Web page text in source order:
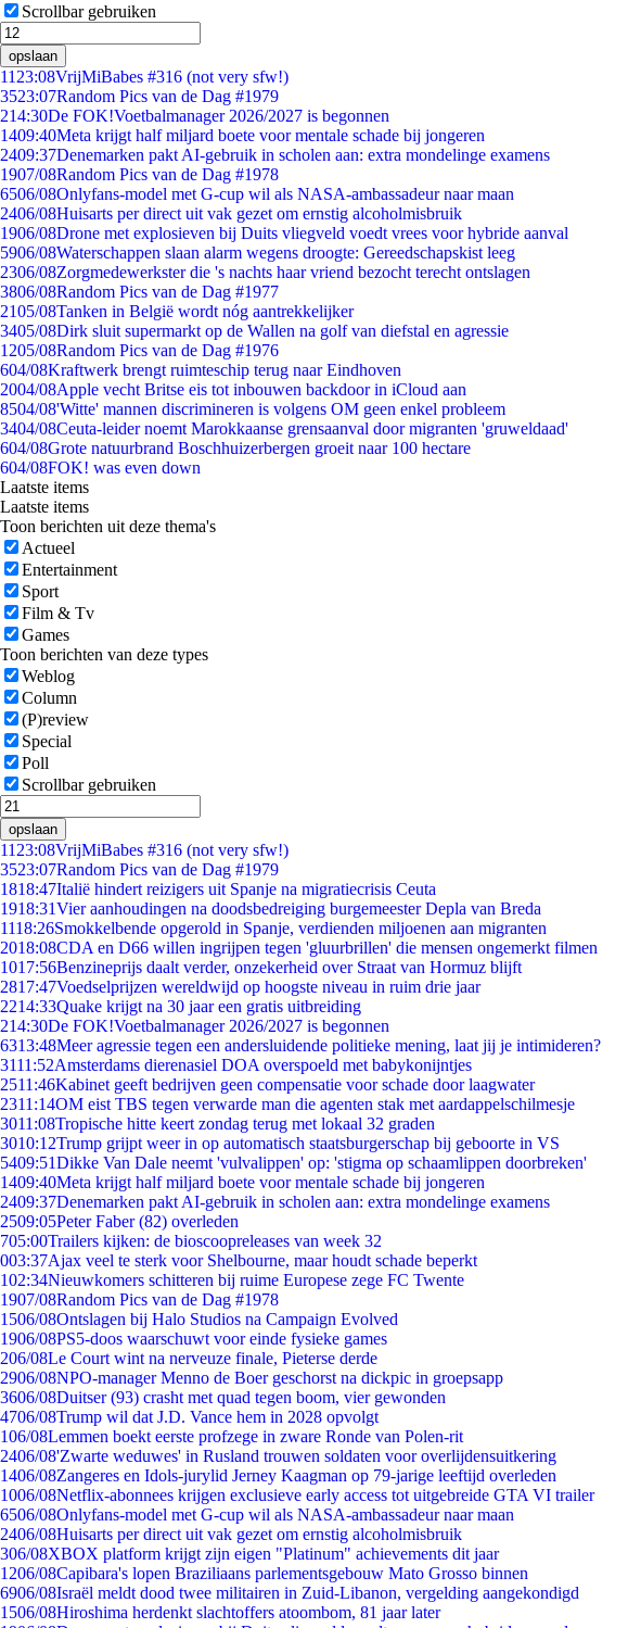
Scrollbar gebruiken
opslaan
11 23:08VrijMiBabes #316 (not very sfw!)
3523:07Random Pics van de Dag #1979
214:30De FOK!Voetbalmanager 2026/2027 is begonnen
1409:40Meta krijgt half miljard boete voor mentale schade bij jongeren
2409:37Denemarken pakt AI-gebruik in scholen aan: extra mondelinge examens
1907/08Random Pics van de Dag #1978
6506/08Onlyfans-model met G-cup wil als NASA-ambassadeur naar maan
2406/08Huisarts per direct uit vak gezet om ernstig alcoholmisbruik
1906/08Drone met explosieven bij Duits vliegveld voedt vrees voor hybride aanval
5906/08Waterschappen slaan alarm wegens droogte: Gereedschapskist leeg
2306/08Zorgmedewerkster die 's nachts haar vriend bezocht terecht ontslagen
3806/08Random Pics van de Dag #1977
2105/08Tanken in België wordt nóg aantrekkelijker
3405/08Dirk sluit supermarkt op de Wallen na golf van diefstal en agressie
1205/08Random Pics van de Dag #1976
604/08Kraftwerk brengt ruimteschip terug naar Eindhoven
2004/08Apple vecht Britse eis tot inbouwen backdoor in iCloud aan
8504/08'Witte' mannen discrimineren is volgens OM geen enkel probleem
3404/08Ceuta-leider noemt Marokkaanse grensaanval door migranten 'gruweldaad'
604/08Grote natuurbrand Boschhuizerbergen groeit naar 100 hectare
604/08FOK! was even down
Laatste items
Laatste items
Toon berichten uit deze thema's
Actueel
Entertainment
Sport
Film & Tv
Games
Toon berichten van deze types
Weblog
Column
(P)review
Special
Poll
Scrollbar gebruiken
opslaan
11 23:08VrijMiBabes #316 (not very sfw!)
3523:07Random Pics van de Dag #1979
1818:47Italië hindert reizigers uit Spanje na migratiecrisis Ceuta
1918:31Vier aanhoudingen na doodsbedreiging burgemeester Depla van Breda
1118:26Smokkelbende opgerold in Spanje, verdienden miljoenen aan migranten
2018:08CDA en D66 willen ingrijpen tegen 'gluurbrillen' die mensen ongemerkt filmen
1017:56Benzineprijs daalt verder, onzekerheid over Straat van Hormuz blijft
2817:47Voedselprijzen wereldwijd op hoogste niveau in ruim drie jaar
2214:33Quake krijgt na 30 jaar een gratis uitbreiding
214:30De FOK!Voetbalmanager 2026/2027 is begonnen
6313:48Meer agressie tegen een andersluidende politieke mening, laat jij je intimideren?
3111:52Amsterdams dierenasiel DOA overspoeld met babykonijntjes
2511:46Kabinet geeft bedrijven geen compensatie voor schade door laagwater
2311:14OM eist TBS tegen verwarde man die agenten stak met aardappelschilmesje
3011:08Tropische hitte keert zondag terug met lokaal 32 graden
3010:12Trump grijpt weer in op automatisch staatsburgerschap bij geboorte in VS
5409:51Dikke Van Dale neemt 'vulvalippen' op: 'stigma op schaamlippen doorbreken'
1409:40Meta krijgt half miljard boete voor mentale schade bij jongeren
2409:37Denemarken pakt AI-gebruik in scholen aan: extra mondelinge examens
2509:05Peter Faber (82) overleden
705:00Trailers kijken: de bioscoopreleases van week 32
003:37Ajax veel te sterk voor Shelbourne, maar houdt schade beperkt
102:34Nieuwkomers schitteren bij ruime Europese zege FC Twente
1907/08Random Pics van de Dag #1978
1506/08Ontslagen bij Halo Studios na Campaign Evolved
1906/08PS5-doos waarschuwt voor einde fysieke games
206/08Le Court wint na nerveuze finale, Pieterse derde
2906/08NPO-manager Menno de Boer geschorst na dickpic in groepsapp
3606/08Duitser (93) crasht met quad tegen boom, vier gewonden
4706/08Trump wil dat J.D. Vance hem in 2028 opvolgt
106/08Lemmen boekt eerste profzege in zware Ronde van Polen-rit
2406/08'Zwarte weduwes' in Rusland trouwen soldaten voor overlijdensuitkering
1406/08Zangeres en Idols-jurylid Jerney Kaagman op 79-jarige leeftijd overleden
1006/08Netflix-abonnees krijgen exclusieve early access tot uitgebreide GTA VI trailer
6506/08Onlyfans-model met G-cup wil als NASA-ambassadeur naar maan
2406/08Huisarts per direct uit vak gezet om ernstig alcoholmisbruik
306/08XBOX platform krijgt zijn eigen "Platinum" achievements dit jaar
1206/08Capibara's lopen Braziliaans parlementsgebouw Mato Grosso binnen
6906/08Israël meldt dood twee militairen in Zuid-Libanon, vergelding aangekondigd
1506/08Hiroshima herdenkt slachtoffers atoombom, 81 jaar later